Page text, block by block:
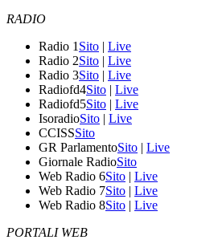
RADIO
Radio 1 Sito | Live
Radio 2Sito | Live
Radio 3Sito | Live
Radiofd4Sito | Live
Radiofd5Sito | Live
IsoradioSito | Live
CCISSSito
GR ParlamentoSito | Live
Giornale RadioSito
Web Radio 6Sito | Live
Web Radio 7Sito | Live
Web Radio 8Sito | Live
PORTALI WEB